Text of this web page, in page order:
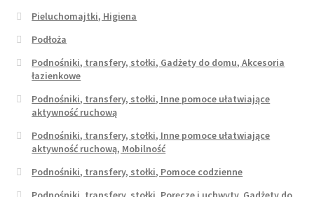
Pieluchomajtki, Higiena
Podłoża
Podnośniki, transfery, stołki, Gadżety do domu, Akcesoria
łazienkowe
Podnośniki, transfery, stołki, Inne pomoce ułatwiające
aktywność ruchową
Podnośniki, transfery, stołki, Inne pomoce ułatwiające
aktywność ruchową, Mobilność
Podnośniki, transfery, stołki, Pomoce codzienne